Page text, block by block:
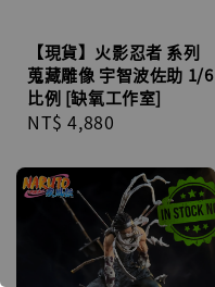
【現貨】火影忍者 系列
蒐藏雕像 宇智波佐助 1/6
比例 [缺氧工作室]
Regular
NT$ 4,880